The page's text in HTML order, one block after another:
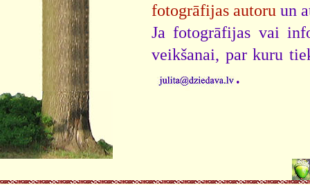
fotogrāfijas autoru un
Ja fotogrāfijas vai
veikšanai, par kuru
.